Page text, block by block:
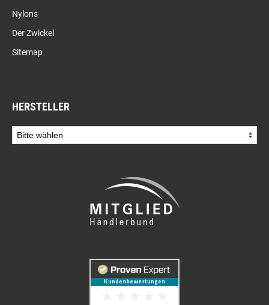
Nylons
Der Zwickel
Sitemap
HERSTELLER